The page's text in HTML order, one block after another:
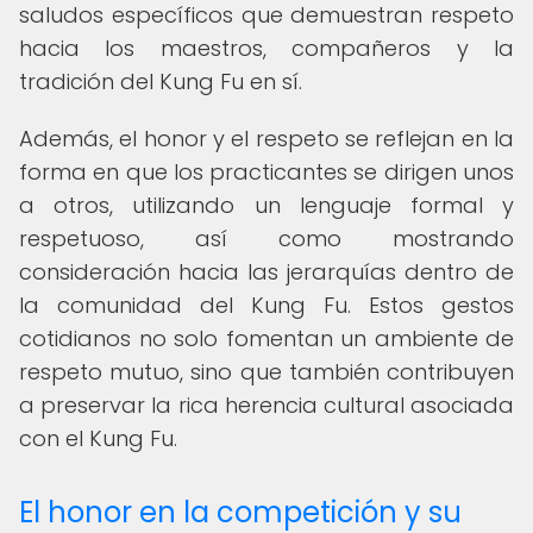
saludos específicos que demuestran respeto
hacia los maestros, compañeros y la
tradición del Kung Fu en sí.
Además, el honor y el respeto se reflejan en la
forma en que los practicantes se dirigen unos
a otros, utilizando un lenguaje formal y
respetuoso, así como mostrando
consideración hacia las jerarquías dentro de
la comunidad del Kung Fu. Estos gestos
cotidianos no solo fomentan un ambiente de
respeto mutuo, sino que también contribuyen
a preservar la rica herencia cultural asociada
con el Kung Fu.
El honor en la competición y su